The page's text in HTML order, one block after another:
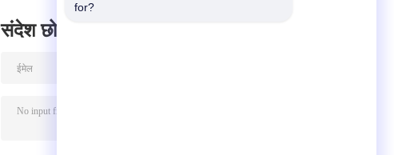
संदेश छोड़ दो
for?